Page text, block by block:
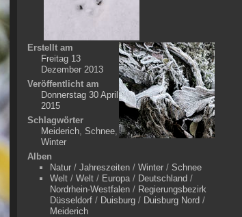
Erstellt am
Freitag 13
Dezember 2013
Veröffentlicht am
Donnerstag 30 April
2015
Schlagwörter
Meiderich, Schnee,
Winter
Alben
Natur/ Jahreszeiten/ Winter/ Schnee
Welt/ Welt/ Europa/ Deutschland /
Nordrhein-Westfalen/ Regierungsbezirk
Düsseldorf/ Duisburg/ Duisburg Nord /
Meiderich